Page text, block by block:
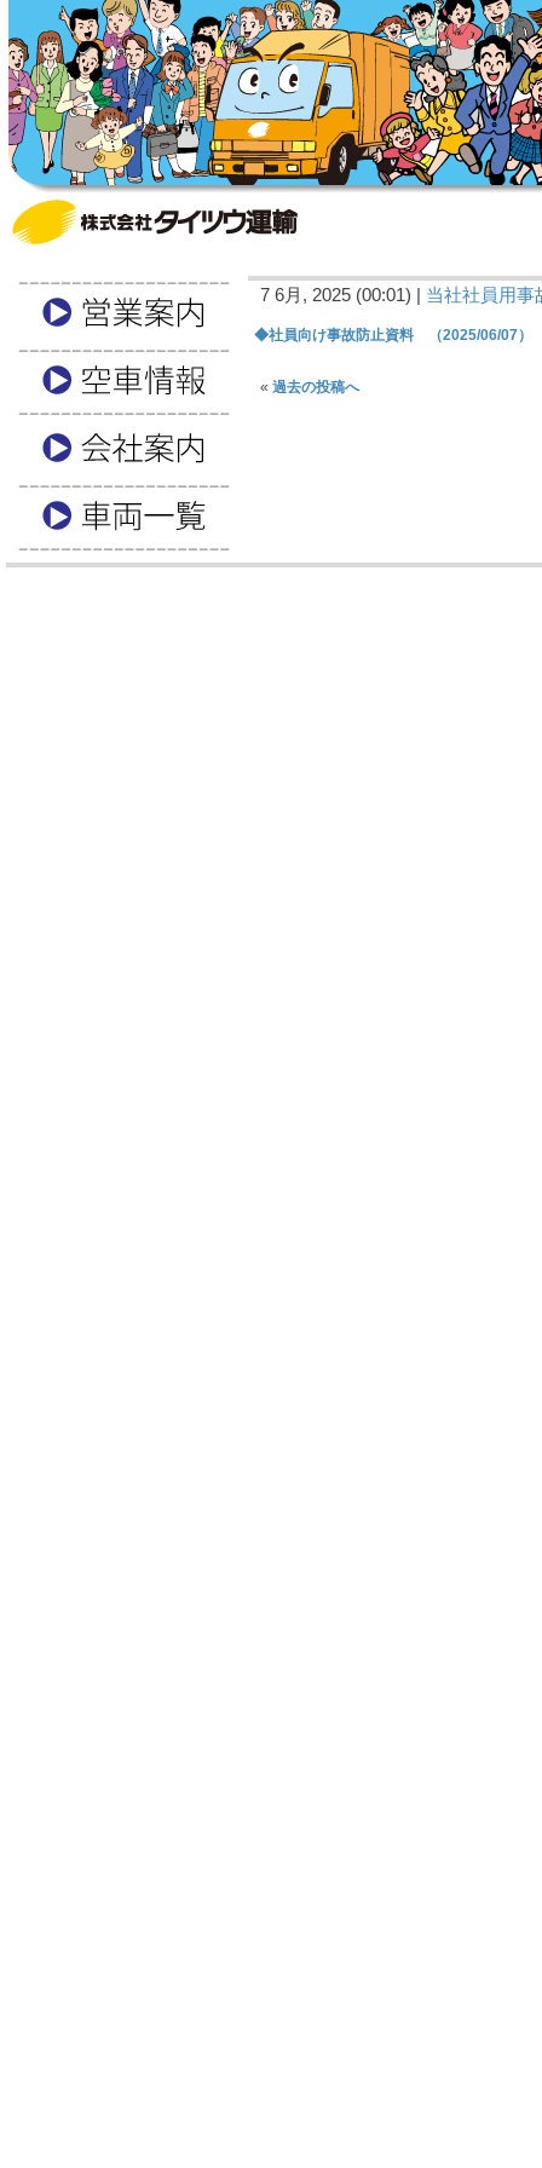
7 6月, 2025 (00:01) | 当社社員用事
◆社員向け事故防止資料 （2025/06/07）
« 過去の投稿へ